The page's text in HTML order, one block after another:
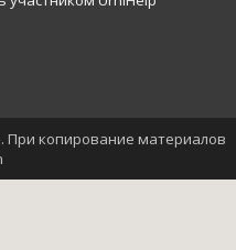
копирование материалов